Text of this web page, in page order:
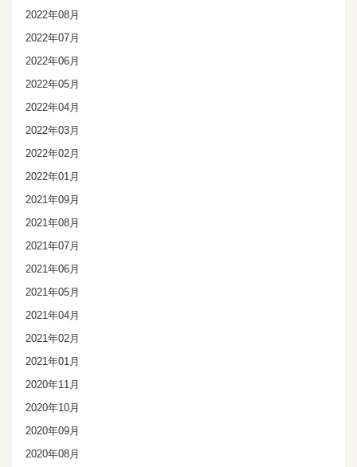
2022年08月
2022年07月
2022年06月
2022年05月
2022年04月
2022年03月
2022年02月
2022年01月
2021年09月
2021年08月
2021年07月
2021年06月
2021年05月
2021年04月
2021年02月
2021年01月
2020年11月
2020年10月
2020年09月
2020年08月